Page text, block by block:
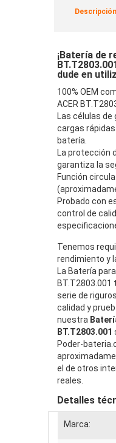
Descripción
¡Batería de
dude en
100% OEM
ACER
Las células de
cargas
batería.
La protección
garantiza la
Función
Probado con
control de
Tenemos
rendimiento y
La Batería
BT.T2803.001
serie de
calidad y
nuestra
BT.T2803.001
Poder-
el de otros
reales.
Detalles
Marca: